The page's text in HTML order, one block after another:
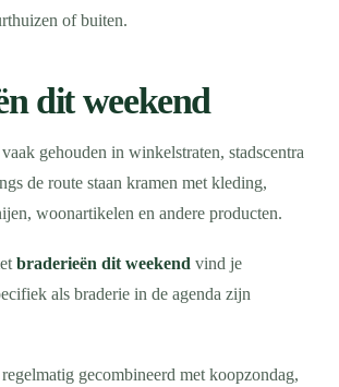
of buiten.
dit weekend
gehouden in winkelstraten, stadscentra
de route staan kramen met kleding,
woonartikelen en andere producten.
braderieën dit weekend vind je
als braderie in de agenda zijn
gecombineerd met koopzondag,